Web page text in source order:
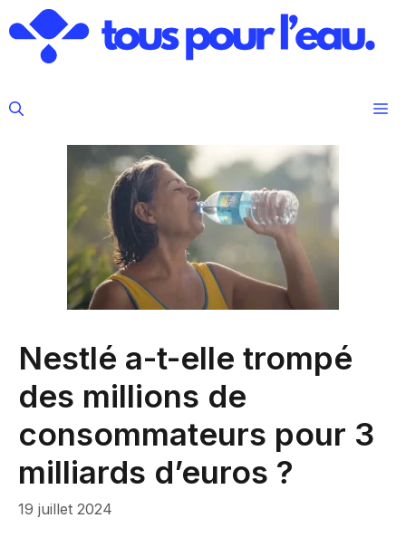
au
contenu
Nestlé a-t-elle trompé
des millions de
consommateurs pour 3
milliards d’euros ?
19 juillet 2024